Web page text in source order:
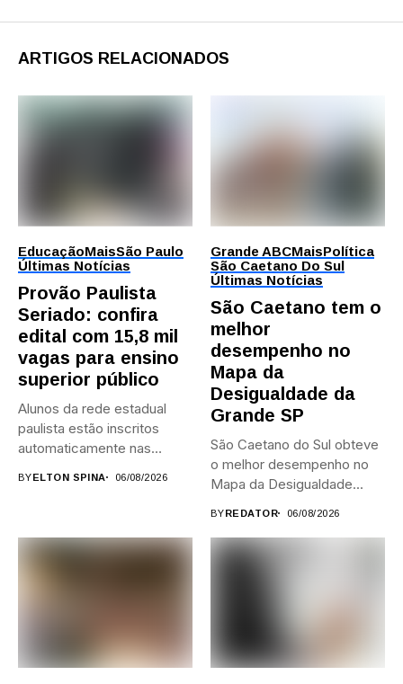
ARTIGOS RELACIONADOS
EducaçãoMaisSão Paulo
Últimas Notícias
Provão Paulista
Seriado: confira
edital com 15,8 mil
vagas para ensino
superior público
Alunos da rede estadual
paulista estão inscritos
automaticamente nas
BYELTON SPINA 06/08/2026
Grande ABCMaisPolítica
São Caetano Do Sul
Últimas Notícias
São Caetano tem o
melhor
desempenho no
Mapa da
Desigualdade da
Grande SP
São Caetano do Sul obteve
o melhor desempenho no
Mapa da Desigualdade...
BYREDATOR 06/08/2026